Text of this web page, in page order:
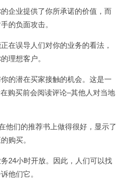
企业提供了你所承诺的价值，而
的负面攻击。
在误导人们对你的业务的看法，
理想客户。
的潜在买家接触的机会。这是一
购买前会阅读评论–其他人对当地
他们的推荐书上做得很好，显示了
购买。
24小时开放。因此，人们可以找
他们它。